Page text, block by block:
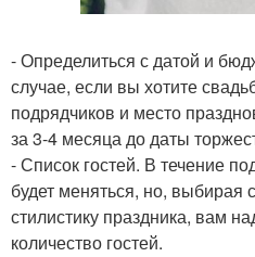
- Определиться с датой и
случае, если вы хотите
подрядчиков и место
за 3-4 месяца до даты
- Список гостей. В течение
будет меняться, но, выбирая
стилистику праздника, вам
количество гостей.